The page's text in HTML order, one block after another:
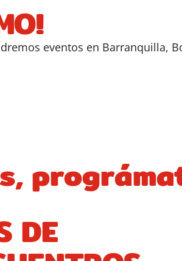
eventos en Barranquilla,
DE